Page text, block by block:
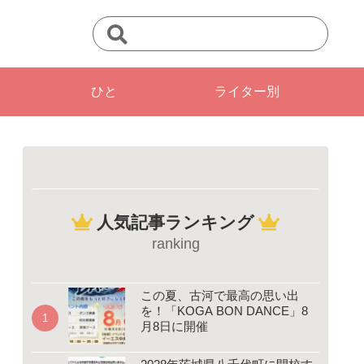
ひと ライター別
人気記事ランキング
ranking
この夏、古河で最高の思い出
を！「KOGA BON DANCE」8
月8日に開催